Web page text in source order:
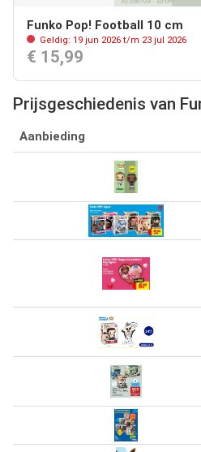
Funko Pop! Football 10 cm
Geldig: 19 jun 2026 t/m 23 jul 2026
€ 15,99
Prijsgeschiedenis van
Aanbieding